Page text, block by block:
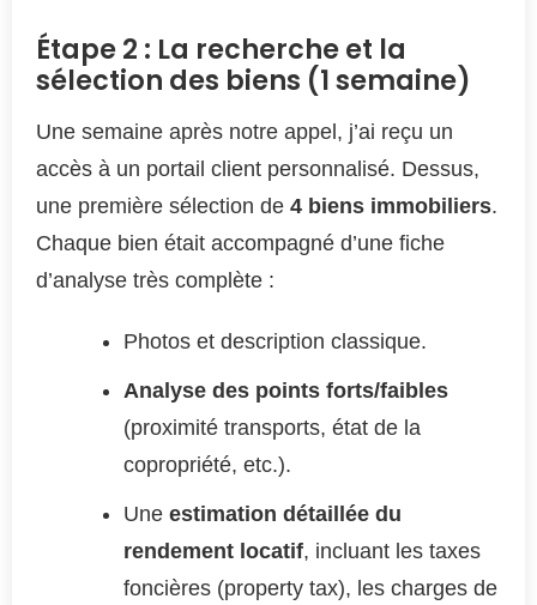
Étape 2 : La recherche et la
sélection des biens (1 semaine)
Une semaine après notre appel, j’ai reçu un
accès à un portail client personnalisé. Dessus,
une première sélection de 4 biens immobiliers.
Chaque bien était accompagné d’une fiche
d’analyse très complète :
Photos et description classique.
Analyse des points forts/faibles
(proximité transports, état de la
copropriété, etc.).
Une estimation détaillée du
rendement locatif, incluant les taxes
foncières (property tax), les charges de